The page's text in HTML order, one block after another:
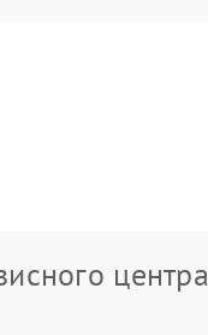
центра